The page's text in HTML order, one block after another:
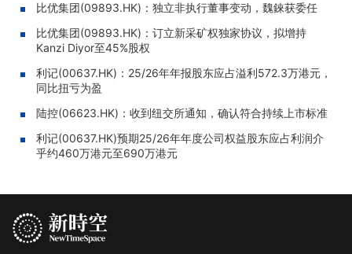
比优集团(09893.HK)：独立非执行董事变动，魏錸获委任
比优集团(09893.HK)：订立新采矿权独家协议，拟增持
Kanzi Diyor至45%股权
利记(00637.HK)：25/26年年报股东应占溢利572.3万港元，
同比扭亏为盈
陆控(06623.HK)：收到纽交所通知，确认符合持续上市标准
利记(00637.HK)预期25/26年年度公司权益股东应占利润介
乎约460万港元至690万港元